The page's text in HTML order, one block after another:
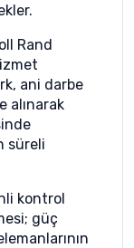
Rand
ani darbe
alınarak
süreli
kontrol
güç